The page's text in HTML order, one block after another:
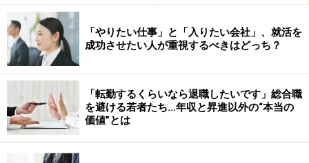
ンの様子を見ることで創造力やロジカルさも推し量るこ
とができます。
面接で「リーダーシップがある」「協調性がある」など
と述べていたことが実際の場ではどうなのか、なるべく
自然な状態で知りたいというおが企業側の目的の一つで
す。
「やりたい仕事」と「入りたい会社」、就活を
成功させたい人が重視するべきはどっち？
「転勤するくらいなら退職したいです」総合職
を避ける若者たち…年収と昇進以外の“本当の
価値”とは